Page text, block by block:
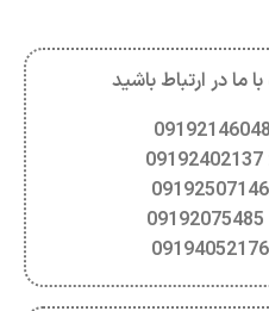
ما در ارتباط باشید